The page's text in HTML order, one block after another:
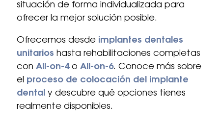
situación de forma individualizada para
ofrecer la mejor solución posible.
Ofrecemos desde implantes dentales
unitarios hasta rehabilitaciones completas
con All-on-4o All-on-6. Conoce más sobre
el proceso de colocación del implante
dental y descubre qué opciones tienes
realmente disponibles.